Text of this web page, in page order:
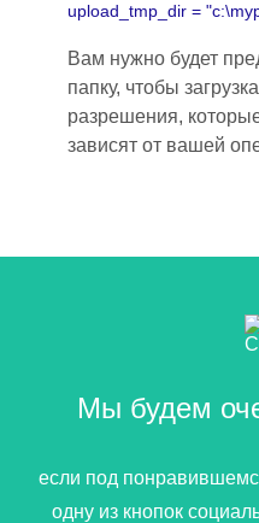
upload_tmp_dir =
Вам нужно будет
папку, чтобы
разрешения,
зависят от вашей
Мы будем
если под
одну из кнопок